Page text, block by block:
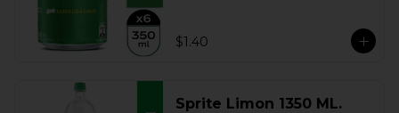
$1.40
Sprite Limon 1350 ML.